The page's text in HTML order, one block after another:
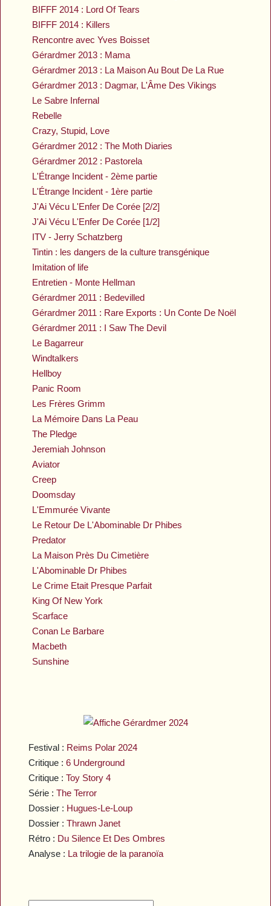
Festival : Reims Polar 2024
Critique :6 Underground
Critique :Toy Story 4
Série :The Terror
Dossier : Hugues-Le-Loup
Dossier :Thrawn Janet
Rétro : Du Silence Et Des Ombres
Analyse : La trilogie de la paranoïa
BIFFF 2014 : Lord Of Tears
BIFFF 2014 : Killers
Rencontre avec Yves Boisset
Gérardmer 2013 : Mama
Gérardmer 2013 : La Maison Au Bout De La Rue
Gérardmer 2013 : Dagmar, L'Âme Des Vikings
Le Sabre Infernal
Rebelle
Crazy, Stupid, Love
Gérardmer 2012 : The Moth Diaries
Gérardmer 2012 : Pastorela
L'Étrange Incident - 2ème partie
L'Étrange Incident - 1ère partie
J'Ai Vécu L'Enfer De Corée [2/2]
J'Ai Vécu L'Enfer De Corée [1/2]
ITV - Jerry Schatzberg
Tintin : les dangers de la culture transgénique
Imitation of life
Entretien - Monte Hellman
Gérardmer 2011 : Bedevilled
Gérardmer 2011 : Rare Exports : Un Conte De Noël
Gérardmer 2011 : I Saw The Devil
Le Bagarreur
Windtalkers
Hellboy
Panic Room
Les Frères Grimm
La Mémoire Dans La Peau
The Pledge
Jeremiah Johnson
Aviator
Creep
Doomsday
L'Emmurée Vivante
Le Retour De L'Abominable Dr Phibes
Predator
La Maison Près Du Cimetière
L'Abominable Dr Phibes
Le Crime Etait Presque Parfait
King Of New York
Scarface
Conan Le Barbare
Macbeth
Sunshine